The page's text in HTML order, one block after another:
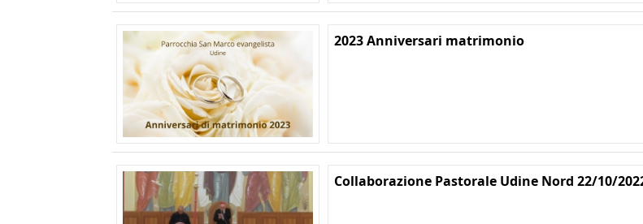
2023 Anniversari matrimonio
Collaborazione Pastorale Udine Nord 22/10/